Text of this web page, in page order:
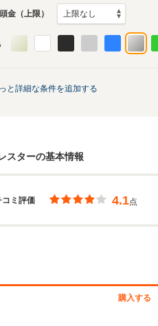
金（上限）
と詳細な条件を追加する
スターの基本情報
コミ評価 4.1点
購入する